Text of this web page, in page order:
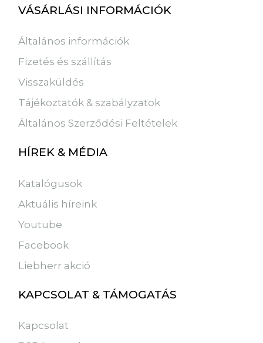
VÁSÁRLÁSI INFORMÁCIÓK
Általános információk
Fizetés és szállítás
Visszaküldés
Tájékoztatók & szabályzatok
Általános Szerződési Feltételek
HÍREK & MÉDIA
Katalógusok
Aktuális híreink
Youtube
Facebook
Liebherr akció
KAPCSOLAT & TÁMOGATÁS
Kapcsolat